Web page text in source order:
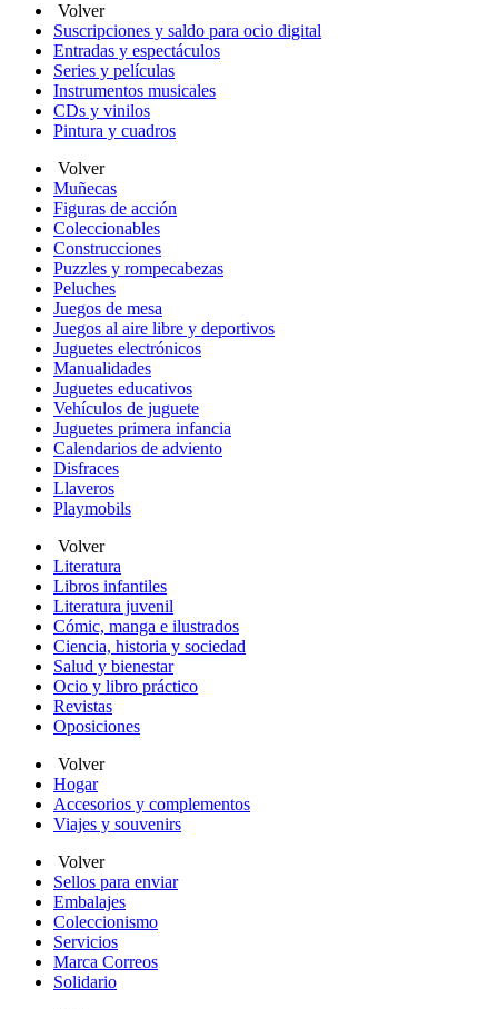
Volver
Suscripciones y saldo para ocio digital
Entradas y espectáculos
Series y películas
Instrumentos musicales
CDs y vinilos
Pintura y cuadros
Volver
Muñecas
Figuras de acción
Coleccionables
Construcciones
Puzzles y rompecabezas
Peluches
Juegos de mesa
Juegos al aire libre y deportivos
Juguetes electrónicos
Manualidades
Juguetes educativos
Vehículos de juguete
Juguetes primera infancia
Calendarios de adviento
Disfraces
Llaveros
Playmobils
Volver
Literatura
Libros infantiles
Literatura juvenil
Cómic, manga e ilustrados
Ciencia, historia y sociedad
Salud y bienestar
Ocio y libro práctico
Revistas
Oposiciones
Volver
Hogar
Accesorios y complementos
Viajes y souvenirs
Volver
Sellos para enviar
Embalajes
Coleccionismo
Servicios
Marca Correos
Solidario